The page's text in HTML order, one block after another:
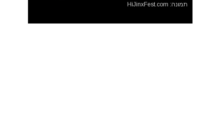
תמונה: HiJinxFest.com